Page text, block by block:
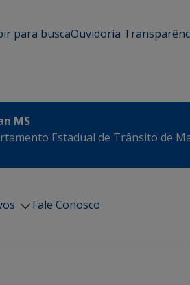
ir para buscaOuvidoria
MS
Estadual de Trânsito de
Fale Conosco